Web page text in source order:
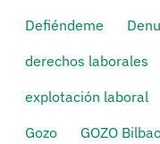
Defiéndeme
derechos laborales
explotación laboral
Gozo
GOZO